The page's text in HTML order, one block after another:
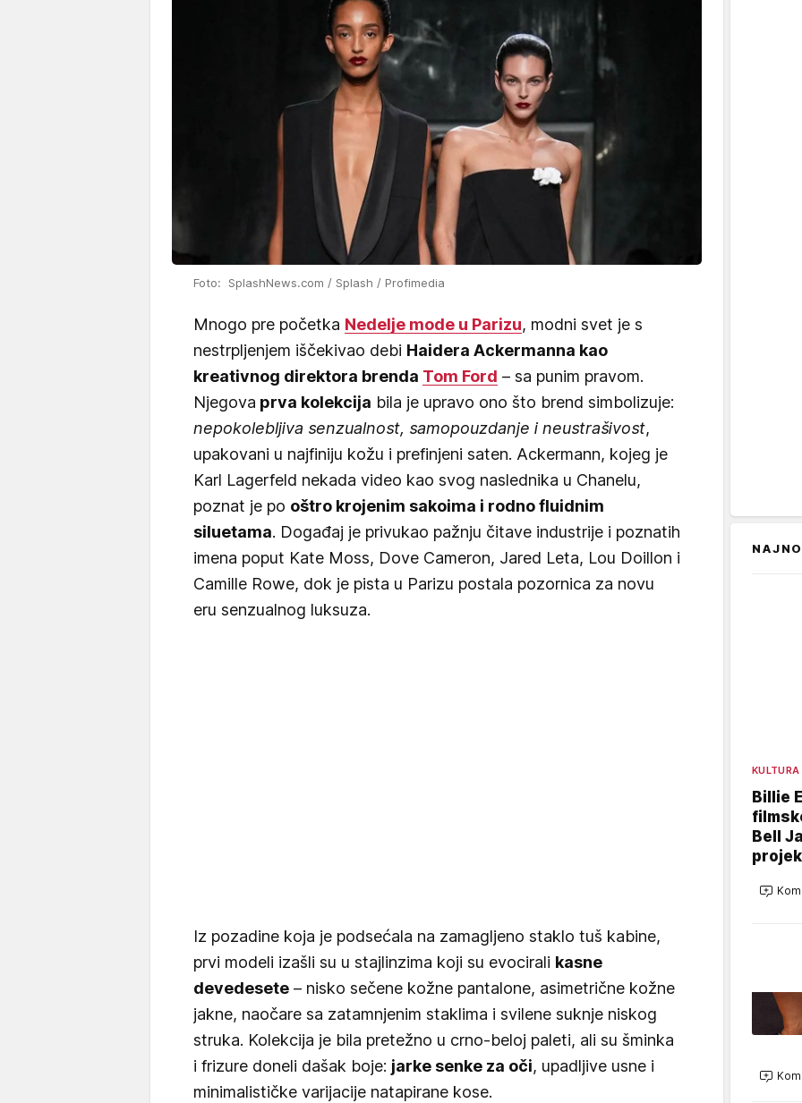
Foto: SplashNews.com / Splash / Profimedia
Mnogo pre početka Nedelje mode u Parizu, modni svet je s
nestrpljenjem iščekivao debi Haidera Ackermanna kao
kreativnog direktora brenda Tom Ford – sa punim pravom.
Njegova prva kolekcija bila je upravo ono što brend simbolizuje:
nepokolebljiva senzualnost, samopouzdanje i neustrašivost,
upakovani u najfiniju kožu i prefinjeni saten. Ackermann, kojeg je
Karl Lagerfeld nekada video kao svog naslednika u Chanelu,
poznat je po oštro krojenim sakoima i rodno fluidnim
siluetama. Događaj je privukao pažnju čitave industrije i poznatih
imena poput Kate Moss, Dove Cameron, Jared Leta, Lou Doillon i
Camille Rowe, dok je pista u Parizu postala pozornica za novu
eru senzualnog luksuza.
Iz pozadine koja je podsećala na zamagljeno staklo tuš kabine,
prvi modeli izašli su u stajlinzima koji su evocirali kasne
devedesete – nisko sečene kožne pantalone, asimetrične kožne
jakne, naočare sa zatamnjenim staklima i svilene suknje niskog
struka. Kolekcija je bila pretežno u crno-beloj paleti, ali su šminka
i frizure doneli dašak boje: jarke senke za oči, upadljive usne i
minimalističke varijacije natapirane kose.
KULTURA
Billie
Bell